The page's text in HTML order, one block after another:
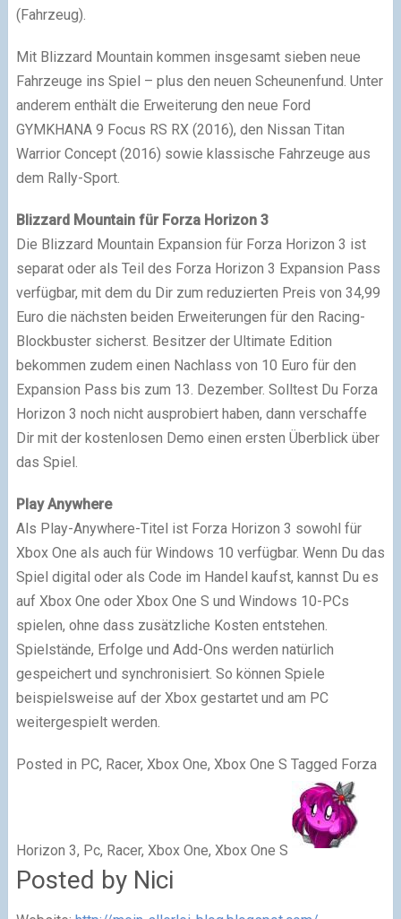
(Fahrzeug).
Mit Blizzard Mountain kommen insgesamt sieben neue
Fahrzeuge ins Spiel – plus den neuen Scheunenfund. Unter
anderem enthält die Erweiterung den neue Ford
GYMKHANA 9 Focus RS RX (2016), den Nissan Titan
Warrior Concept (2016) sowie klassische Fahrzeuge aus
dem Rally-Sport.
Blizzard Mountain für Forza Horizon 3
Die Blizzard Mountain Expansion für Forza Horizon 3 ist
separat oder als Teil des Forza Horizon 3 Expansion Pass
verfügbar, mit dem du Dir zum reduzierten Preis von 34,99
Euro die nächsten beiden Erweiterungen für den Racing-
Blockbuster sicherst. Besitzer der Ultimate Edition
bekommen zudem einen Nachlass von 10 Euro für den
Expansion Pass bis zum 13. Dezember. Solltest Du Forza
Horizon 3 noch nicht ausprobiert haben, dann verschaffe
Dir mit der kostenlosen Demo einen ersten Überblick über
das Spiel.
Play Anywhere
Als Play-Anywhere-Titel ist Forza Horizon 3 sowohl für
Xbox One als auch für Windows 10 verfügbar. Wenn Du das
Spiel digital oder als Code im Handel kaufst, kannst Du es
auf Xbox One oder Xbox One S und Windows 10-PCs
spielen, ohne dass zusätzliche Kosten entstehen.
Spielstände, Erfolge und Add-Ons werden natürlich
gespeichert und synchronisiert. So können Spiele
beispielsweise auf der Xbox gestartet und am PC
weitergespielt werden.
Posted in PC, Racer, Xbox One, Xbox One S Tagged Forza
Horizon 3, Pc, Racer, Xbox One, Xbox One S
Posted by Nici